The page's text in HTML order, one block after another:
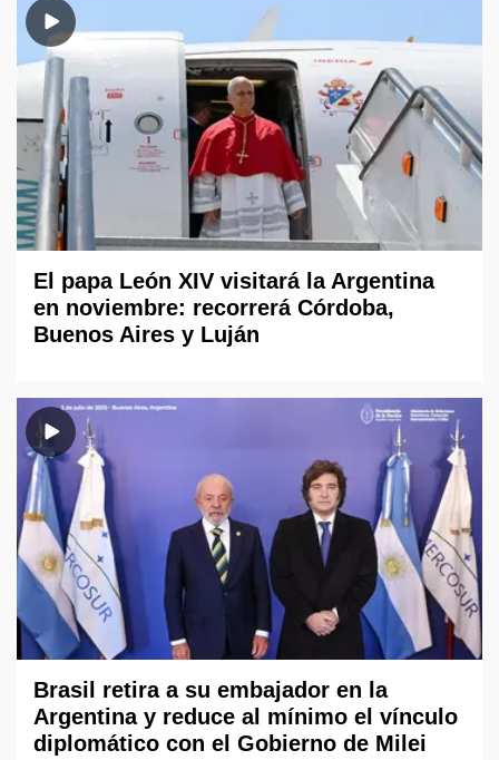
El papa León XIV visitará la Argentina
en noviembre: recorrerá Córdoba,
Buenos Aires y Luján
Brasil retira a su embajador en la
Argentina y reduce al mínimo el vínculo
diplomático con el Gobierno de Milei